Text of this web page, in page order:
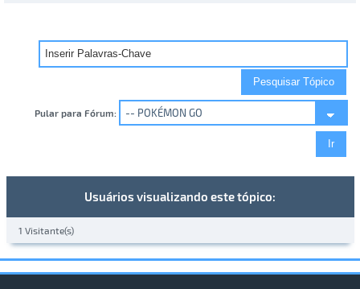
Pular para Fórum:
Usuários visualizando este tópico:
1 Visitante(s)